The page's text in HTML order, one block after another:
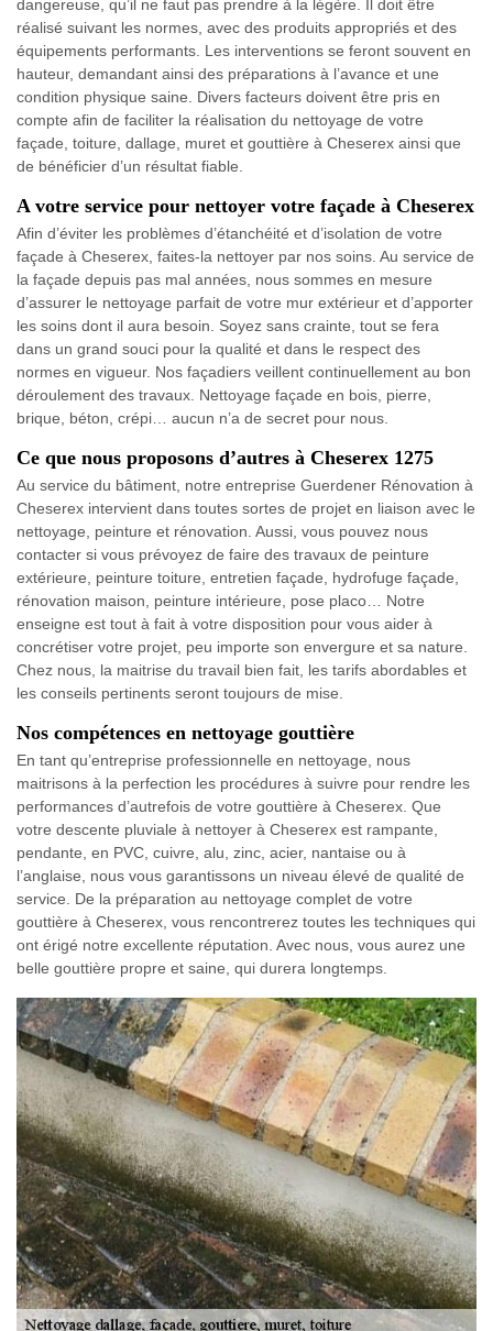
dangereuse, qu’il ne faut pas prendre à la légère. Il doit être
réalisé suivant les normes, avec des produits appropriés et des
équipements performants. Les interventions se feront souvent en
hauteur, demandant ainsi des préparations à l’avance et une
condition physique saine. Divers facteurs doivent être pris en
compte afin de faciliter la réalisation du nettoyage de votre
façade, toiture, dallage, muret et gouttière à Cheserex ainsi que
de bénéficier d’un résultat fiable.
A votre service pour nettoyer votre façade à Cheserex
Afin d’éviter les problèmes d’étanchéité et d’isolation de votre
façade à Cheserex, faites-la nettoyer par nos soins. Au service de
la façade depuis pas mal années, nous sommes en mesure
d’assurer le nettoyage parfait de votre mur extérieur et d’apporter
les soins dont il aura besoin. Soyez sans crainte, tout se fera
dans un grand souci pour la qualité et dans le respect des
normes en vigueur. Nos façadiers veillent continuellement au bon
déroulement des travaux. Nettoyage façade en bois, pierre,
brique, béton, crépi… aucun n’a de secret pour nous.
Ce que nous proposons d’autres à Cheserex 1275
Au service du bâtiment, notre entreprise Guerdener Rénovation à
Cheserex intervient dans toutes sortes de projet en liaison avec le
nettoyage, peinture et rénovation. Aussi, vous pouvez nous
contacter si vous prévoyez de faire des travaux de peinture
extérieure, peinture toiture, entretien façade, hydrofuge façade,
rénovation maison, peinture intérieure, pose placo… Notre
enseigne est tout à fait à votre disposition pour vous aider à
concrétiser votre projet, peu importe son envergure et sa nature.
Chez nous, la maitrise du travail bien fait, les tarifs abordables et
les conseils pertinents seront toujours de mise.
Nos compétences en nettoyage gouttière
En tant qu’entreprise professionnelle en nettoyage, nous
maitrisons à la perfection les procédures à suivre pour rendre les
performances d’autrefois de votre gouttière à Cheserex. Que
votre descente pluviale à nettoyer à Cheserex est rampante,
pendante, en PVC, cuivre, alu, zinc, acier, nantaise ou à
l’anglaise, nous vous garantissons un niveau élevé de qualité de
service. De la préparation au nettoyage complet de votre
gouttière à Cheserex, vous rencontrerez toutes les techniques qui
ont érigé notre excellente réputation. Avec nous, vous aurez une
belle gouttière propre et saine, qui durera longtemps.